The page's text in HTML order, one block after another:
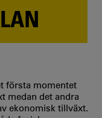
första momentet
medan det andra
ekonomisk tillväxt.